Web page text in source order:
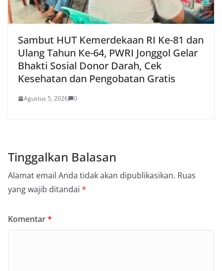
Sambut HUT Kemerdekaan RI Ke-81 dan
Ulang Tahun Ke-64, PWRI Jonggol Gelar
Bhakti Sosial Donor Darah, Cek
Kesehatan dan Pengobatan Gratis
Agustus 5, 2026 0
Tinggalkan Balasan
Alamat email Anda tidak akan dipublikasikan. Ruas
yang wajib ditandai *
Komentar*